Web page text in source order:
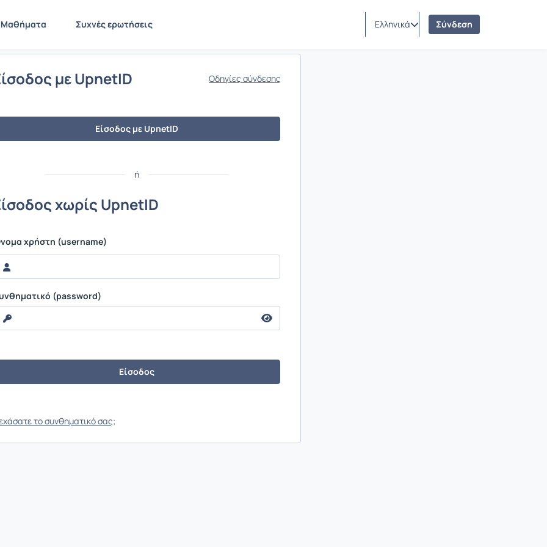
Μαθήματα Συχνές ερωτήσεις Ελληνικά Σύνδεση
με UpnetID Οδηγίες σύνδεσης
Είσοδος με UpnetID
ή
χωρίς UpnetID
χρήστη (username)
(password)
το συνθηματικό σας;